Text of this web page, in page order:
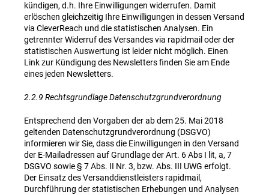
kündigen, d.h. Ihre Einwilligungen widerrufen. Damit
erlöschen gleichzeitig Ihre Einwilligungen in dessen Versand
via CleverReach und die statistischen Analysen. Ein
getrennter Widerruf des Versandes via rapidmail oder der
statistischen Auswertung ist leider nicht möglich. Einen
Link zur Kündigung des Newsletters finden Sie am Ende
eines jeden Newsletters.
2.2.9 Rechtsgrundlage Datenschutzgrundverordnung
Entsprechend den Vorgaben der ab dem 25. Mai 2018
geltenden Datenschutzgrundverordnung (DSGVO)
informieren wir Sie, dass die Einwilligungen in den Versand
der E-Mailadressen auf Grundlage der Art. 6 Abs I lit, a, 7
DSGVO sowie § 7 Abs. II Nr. 3, bzw. Abs. III UWG erfolgt.
Der Einsatz des Versanddienstleisters rapidmail,
Durchführung der statistischen Erhebungen und Analysen